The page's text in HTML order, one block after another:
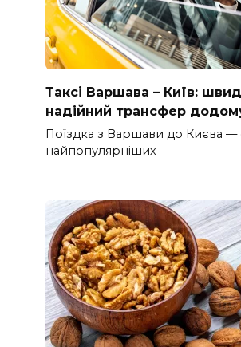
Таксі Варшава – Київ:
надійний трансфер
Поїздка з Варшави до Києва —
найпопулярніших